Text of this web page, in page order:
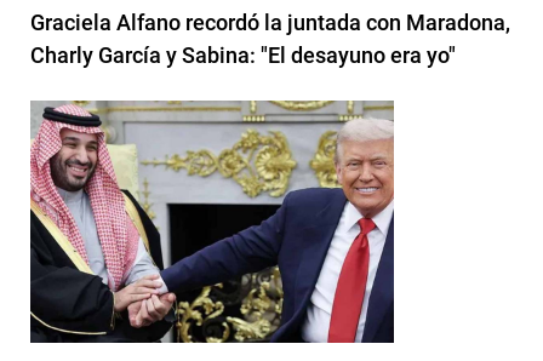
Graciela Alfano recordó la juntada con Maradona,
Charly García y Sabina: "El desayuno era yo"